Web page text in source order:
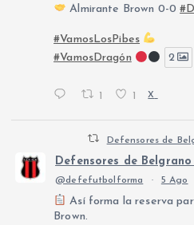
Almirante Brown 0-0
#VamosLosPibes
#VamosDragón
2
1 1 X
Defensores de
Defensores de
@defefutbolforma · 5 Ago
Así forma la reserva
Brown.